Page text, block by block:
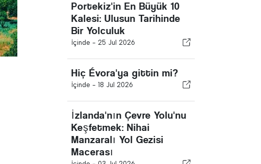
Portekiz'in En Büyük 10
Kalesi: Ulusun Tarihinde
Bir Yolculuk
İçinde - 25 Jul 2026
Hiç Évora'ya gittin mi?
İçinde - 18 Jul 2026
İzlanda'nın Çevre Yolu'nu
Keşfetmek: Nihai
Manzaralı Yol Gezisi
Macerası